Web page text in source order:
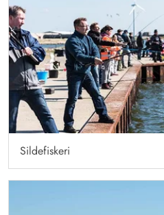
Sildefiskeri